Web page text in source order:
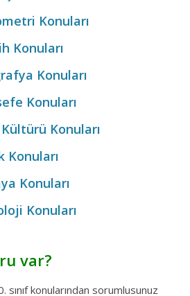
Konuları
Konuları
Konuları
Konuları
Konuları
Konuları
Konuları
Konuları
var?
sınıf konularından sorumlusunuz